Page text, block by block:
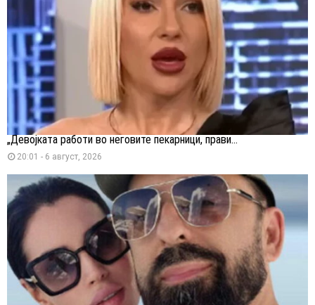
„Девојката работи во неговите пекарници, прави...
20:01 - 6 август, 2026